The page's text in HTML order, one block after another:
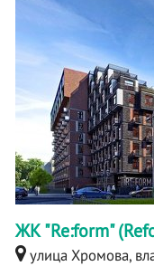
ЖК "Re:form"
улица Хромова,